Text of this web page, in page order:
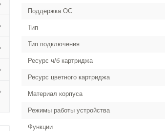
Поддержка ОС
Тип
Тип подключения
Ресурс ч/б картриджа
Ресурс цветного картриджа
Материал корпуса
Режимы работы устройства
Функции